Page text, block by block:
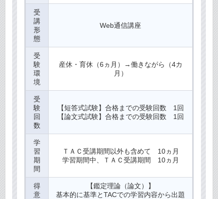
受
講
形
態
Web通信講座
受
験
環
境
産休・育休（6ヵ月）→働きながら（4カ
月）
受
験
回
数
【短答式試験】合格までの受験回数 1回
【論文式試験】合格までの受験回数 1回
学
習
期
間
ＴＡＣ受講期間以外も含めて 10ヵ月
学習期間中、ＴＡＣ受講期間 10ヵ月
得
意
【鑑定理論（論文）】
基本的に基準とTACでの学習内容から出題